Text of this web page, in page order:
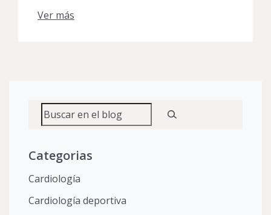
Ver más
Buscar
Categorias
Cardiología
Cardiología deportiva